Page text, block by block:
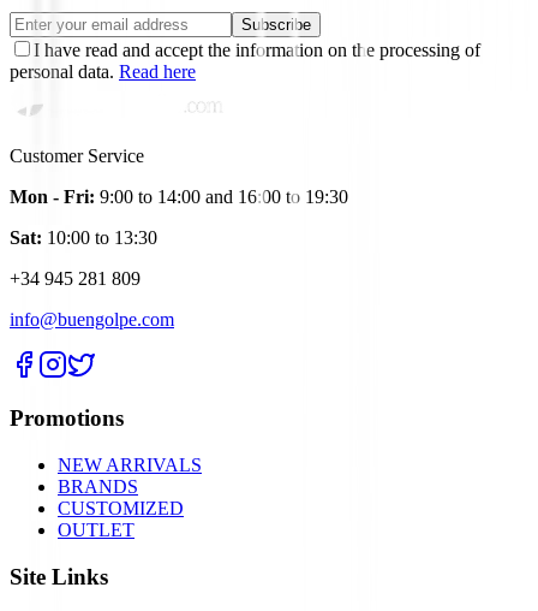
Subscribe
I have read and accept the information on the processing of
personal data. Read here
Customer Service
Mon - Fri: 9:00 to 14:00 and 16:00 to 19:30
Sat: 10:00 to 13:30
+34 945 281 809
info@buengolpe.com
Promotions
NEW ARRIVALS
BRANDS
CUSTOMIZED
OUTLET
Site Links